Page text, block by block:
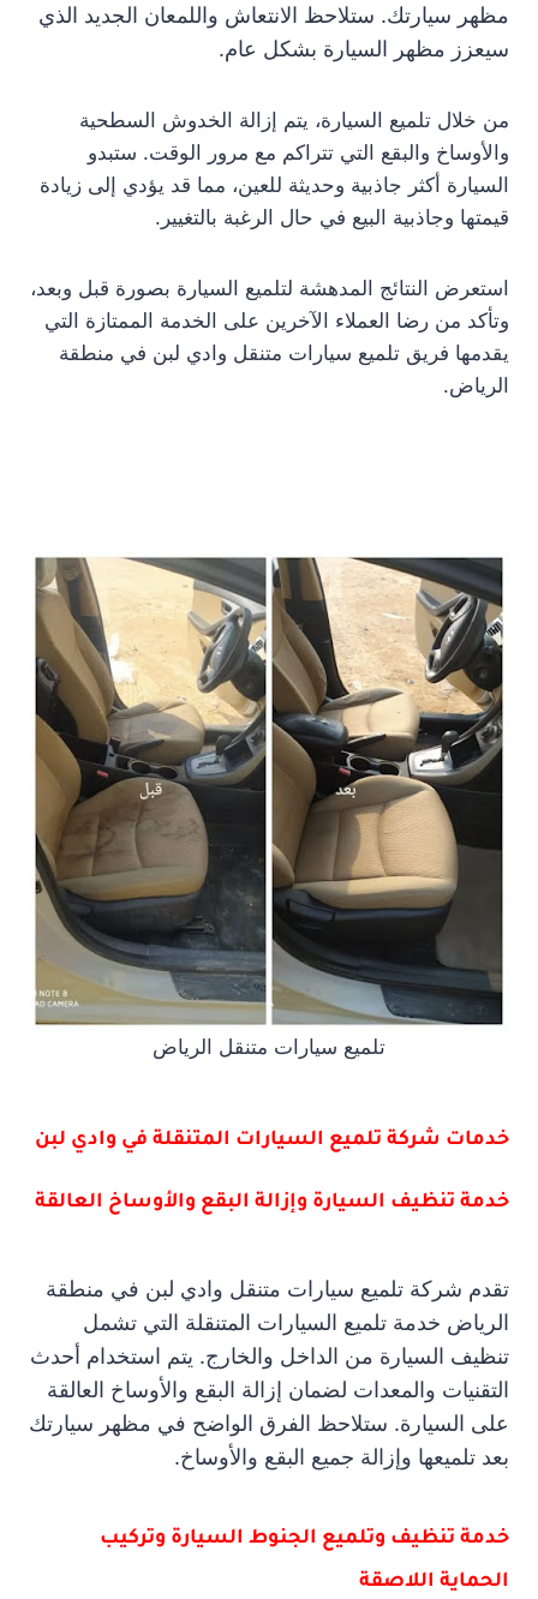
مظهر سيارتك. ستلاحظ الانتعاش واللمعان الجديد الذي
سيعزز مظهر السيارة بشكل عام.
من خلال تلميع السيارة، يتم إزالة الخدوش السطحية
والأوساخ والبقع التي تتراكم مع مرور الوقت. ستبدو
السيارة أكثر جاذبية وحديثة للعين، مما قد يؤدي إلى زيادة
قيمتها وجاذبية البيع في حال الرغبة بالتغيير.
استعرض النتائج المدهشة لتلميع السيارة بصورة قبل وبعد،
وتأكد من رضا العملاء الآخرين على الخدمة الممتازة التي
يقدمها فريق تلميع سيارات متنقل وادي لبن في منطقة
الرياض.
تلميع سيارات متنقل الرياض
خدمات شركة تلميع السيارات المتنقلة في وادي لبن
خدمة تنظيف السيارة وإزالة البقع والأوساخ العالقة
تقدم شركة تلميع سيارات متنقل وادي لبن في منطقة
الرياض خدمة تلميع السيارات المتنقلة التي تشمل
تنظيف السيارة من الداخل والخارج. يتم استخدام أحدث
التقنيات والمعدات لضمان إزالة البقع والأوساخ العالقة
على السيارة. ستلاحظ الفرق الواضح في مظهر سيارتك
بعد تلميعها وإزالة جميع البقع والأوساخ.
خدمة تنظيف وتلميع الجنوط السيارة وتركيب
الحماية اللاصقة